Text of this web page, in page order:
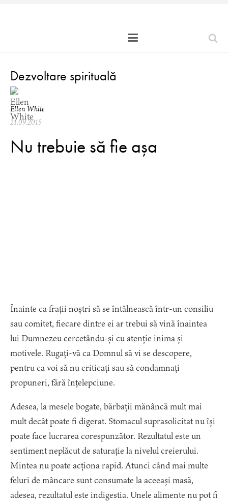
Dezvoltare spirituală
Ellen White
21.09.2015
Nu trebuie să fie așa
Înainte ca frații noștri să se întâlnească într-un consiliu
sau comitet, fiecare dintre ei ar trebui să vină înaintea
lui Dumnezeu cercetându-și cu atenție inima și
motivele. Rugați-vă ca Domnul să vi se descopere,
pentru ca voi să nu criticați sau să condamnați
propuneri, fără înțelepciune.
Adesea, la mesele bogate, bărbații mănâncă mult mai
mult decât poate fi digerat. Stomacul suprasolicitat nu își
poate face lucrarea corespunzător. Rezultatul este un
sentiment neplăcut de saturație la nivelul creierului.
Mintea nu poate acționa rapid. Atunci când mai multe
feluri de mâncare sunt consumate la aceeași masă,
adesea, rezultatul este indigestia. Unele alimente nu pot fi